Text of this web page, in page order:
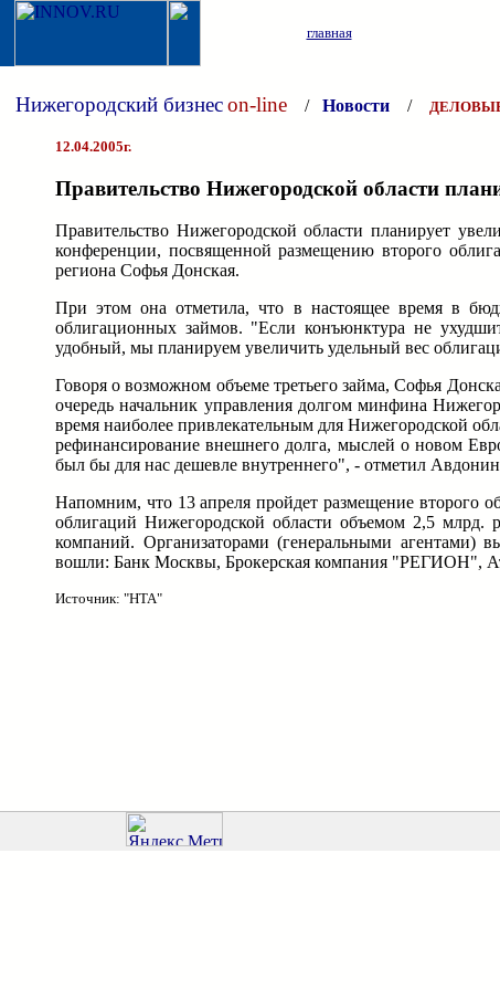
главная
Нижегородский бизнесon-line / Новости /
12.04.2005г.
Правительство Нижегородской области
Правительство Нижегородской области планирует
конференции, посвященной размещению второго
региона Софья Донская.
При этом она отметила, что в настоящее время в
облигационных займов. "Если конъюнктура не
удобный, мы планируем увеличить удельный вес
Говоря о возможном объеме третьего займа, Софья
очередь начальник управления долгом минфина
время наиболее привлекательным для Нижегородской
рефинансирование внешнего долга, мыслей о новом
был бы для нас дешевле внутреннего", - отметил
Напомним, что 13 апреля пройдет размещение второго
облигаций Нижегородской области объемом 2,5 млрд.
компаний. Организаторами (генеральными
вошли: Банк Москвы, Брокерская компания "РЕГИОН",
Источник: "НТА"